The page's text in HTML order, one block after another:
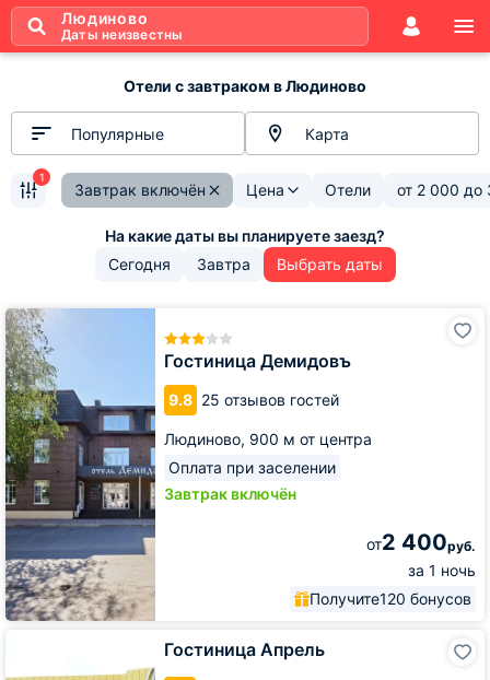
Людиново
Даты неизвестны
Отели с завтраком в Людиново
Популярные Карта
Завтрак включён Цена Отели от 2 000 до
1
Сегодня Завтра Выбрать даты
Гостиница Демидовъ
9.8 25 отзывов гостей
Людиново, 900 м от центра
Оплата при заселении
Завтрак включён
от2 400руб.
за 1 ночь
Получите120 бонусов
Гостиница
Демидовъ
Гостиница Апрель